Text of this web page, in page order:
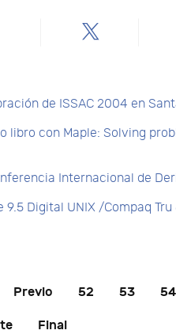
de ISSAC 2004 en
libro con Maple: Solving
Internacional de
9.5 Digital UNIX /Compaq Tru
Previo 52 53 54
Final